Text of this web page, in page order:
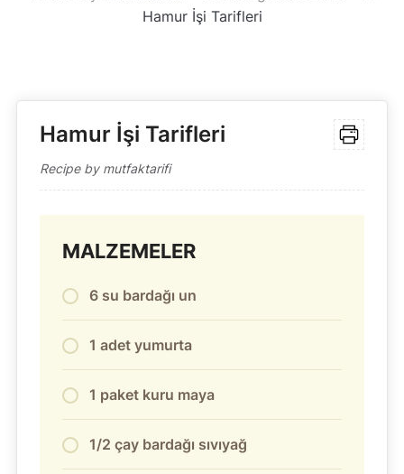
Hamur İşi Tarifleri
Hamur İşi Tarifleri
Recipe by mutfaktarifi
MALZEMELER
6 su bardağı un
1 adet yumurta
1 paket kuru maya
1/2 çay bardağı sıvıyağ